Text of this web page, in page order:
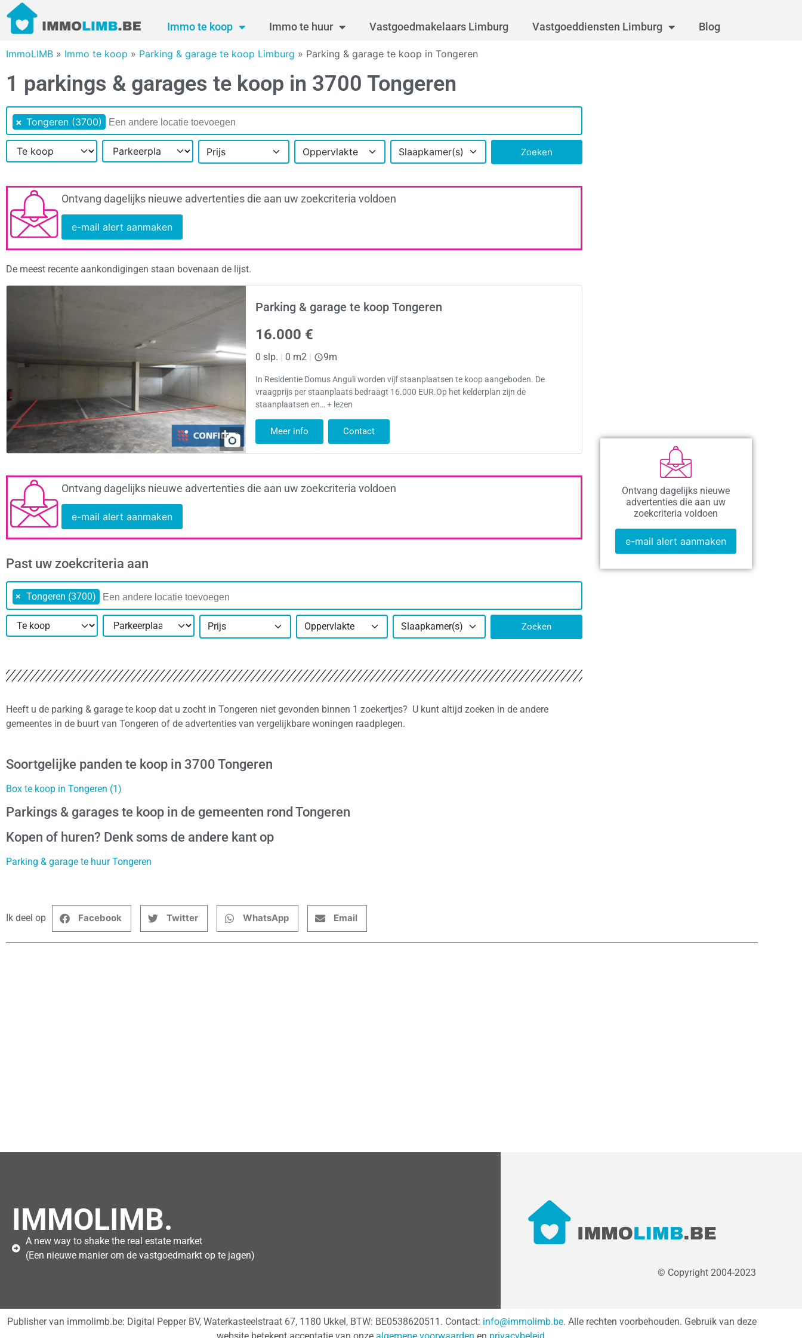
Immo te koop Immo te huur Vastgoedmakelaars Limburg Vastgoeddiensten Limburg Blog
ImmoLIMB » Immo te koop » Parking & garage te koop Limburg » Parking & garage te koop in Tongeren
1 parkings & garages te koop in 3700 Tongeren
× Tongeren (3700)
Prijs Oppervlakte Slaapkamer(s) Zoeken
Ontvang dagelijks nieuwe advertenties die aan uw zoekcriteria voldoen
e-mail alert aanmaken
De meest recente aankondigingen staan bovenaan de lijst.
Parking & garage te koop Tongeren
16.000 €
0 slp. 0 m2 9m
In Residentie Domus Anguli worden vijf staanplaatsen te koop aangeboden. De
vraagprijs per staanplaats bedraagt 16.000 EUR.Op het kelderplan zijn de
staanplaatsen en… + lezen
Meer info Contact
Ontvang dagelijks nieuwe advertenties die aan uw zoekcriteria voldoen
e-mail alert aanmaken
Past uw zoekcriteria aan
× Tongeren (3700)
Prijs Oppervlakte Slaapkamer(s) Zoeken
Heeft u de parking & garage te koop dat u zocht in Tongeren niet gevonden binnen 1 zoekertjes? U kunt altijd zoeken in de andere
gemeentes in de buurt van Tongeren of de advertenties van vergelijkbare woningen raadplegen.
Soortgelijke panden te koop in 3700 Tongeren
Box te koop in Tongeren (1)
Parkings & garages te koop in de gemeenten rond Tongeren
Kopen of huren? Denk soms de andere kant op
Parking & garage te huur Tongeren
Ontvang dagelijks nieuwe
advertenties die aan uw
zoekcriteria voldoen
e-mail alert aanmaken
Ik deel op Facebook Twitter WhatsApp Email
IMMOLIMB.
A new way to shake the real estate market
(Een nieuwe manier om de vastgoedmarkt op te jagen)
© Copyright 2004-2023
Publisher van immolimb.be: Digital Pepper BV, Waterkasteelstraat 67, 1180 Ukkel, BTW: BE0538620511. Contact: info@immolimb.be. Alle rechten voorbehouden. Gebruik van deze